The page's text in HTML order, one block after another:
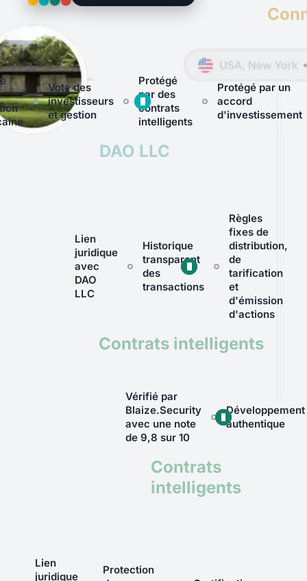
Vote des
investisseurs
et gestion
Protégé
par des
contrats
intelligents
Protégé par un
accord
d'investissement
DAO LLC
Lien
juridique
avec
DAO
LLC
Historique
transparent
des
transactions
Règles
fixes de
distribution,
de
tarification
et
d'émission
d'actions
Contrats intelligents
Vérifié par
Blaize.Security
avec une note
de 9,8 sur 10
Développement
authentique
Contrats
intelligents
Lien
juridique
Protection